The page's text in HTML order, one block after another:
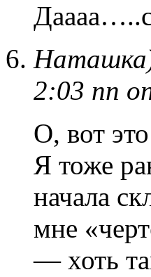
2:03 пп
О, вот
Я тоже
начала
мне
— хоть